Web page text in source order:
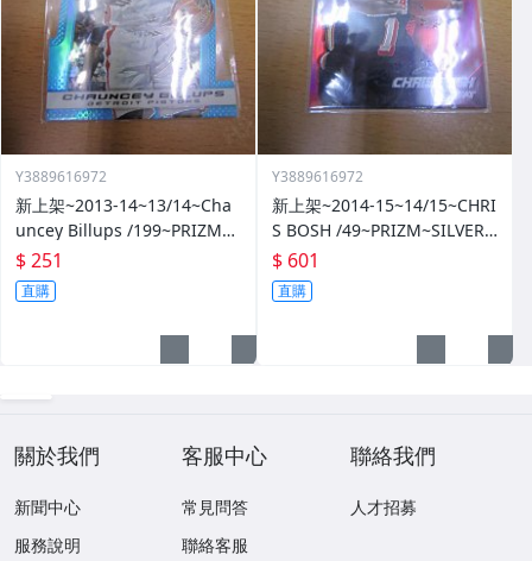
Y3889616972
新上架~2013-14~13/14~Cha
uncey Billups /199~PRIZM~S
ILVER~藍亮~限量/199~10601
14-1
$ 251
直購
Y3889616972
新上架~2014-15~14/15~CHRI
S BOSH /49~PRIZM~SILVER~
紅亮~低限量/49~1060114-1
$ 601
直購
關於我們
新聞中心
服務說明
客服中心
常見問答
聯絡客服
聯絡我們
人才招募